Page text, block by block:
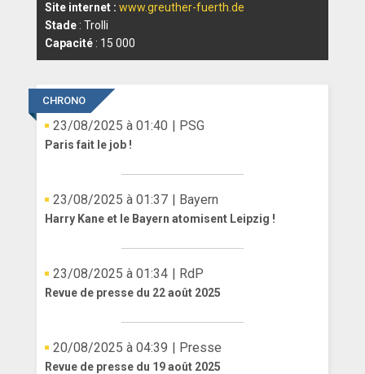
COUPE DE FRANCE
COUPE DE LA LIGUE
ANGLETERRE
ESPAGNE
RECHERCHE
Site internet : www.greuther-fuerth.de
Stade : Trolli
Capacité : 15 000
CHRONO
23/08/2025 à 01:40 | PSG
Paris fait le job !
23/08/2025 à 01:37 | Bayern
Harry Kane et le Bayern atomisent Leipzig !
23/08/2025 à 01:34 | RdP
Revue de presse du 22 août 2025
20/08/2025 à 04:39 | Presse
Revue de presse du 19 août 2025